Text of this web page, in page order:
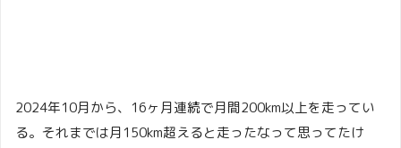
2024年10月から、16ヶ月連続で月間200km以上を走ってい
る。それまでは月150km超えると走ったなって思ってたけ